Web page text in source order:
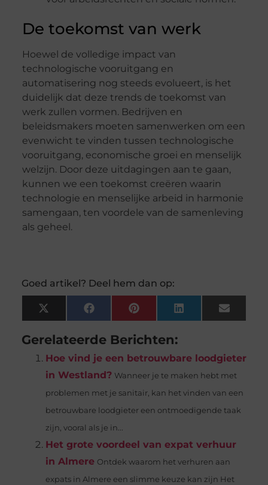
De toekomst van werk
Hoewel de volledige impact van
technologische vooruitgang en
automatisering nog steeds evolueert, is het
duidelijk dat deze trends de toekomst van
werk zullen vormen. Bedrijven en
beleidsmakers moeten samenwerken om een
evenwicht te vinden tussen technologische
vooruitgang, economische groei en menselijk
welzijn. Door deze uitdagingen aan te gaan,
kunnen we een toekomst creëren waarin
technologie en menselijke arbeid in harmonie
samengaan, ten voordele van de samenleving
als geheel.
Goed artikel? Deel hem dan op:
X
(Twitter)
FacebookPinterestLinkedInEmail
Gerelateerde Berichten:
Hoe vind je een betrouwbare loodgieter
in Westland? Wanneer je te maken hebt met
problemen met je sanitair, kan het vinden van een
betrouwbare loodgieter een ontmoedigende taak
zijn, vooral als je in...
Het grote voordeel van expat verhuur
in Almere Ontdek waarom het verhuren aan
expats in Almere een slimme keuze kan zijn Het